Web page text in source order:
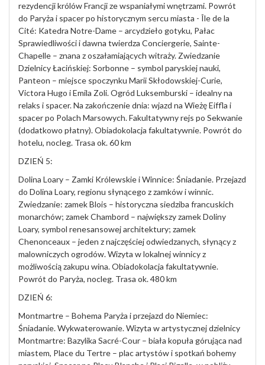
rezydencji królów Francji ze wspaniałymi wnętrzami. Powrót
do Paryża i spacer po historycznym sercu miasta - Île de la
Cité: Katedra Notre-Dame – arcydzieło gotyku, Pałac
Sprawiedliwości i dawna twierdza Conciergerie, Sainte-
Chapelle – znana z oszałamiających witraży. Zwiedzanie
Dzielnicy Łacińskiej: Sorbonne – symbol paryskiej nauki,
Panteon – miejsce spoczynku Marii Skłodowskiej-Curie,
Victora Hugo i Emila Zoli. Ogród Luksemburski – idealny na
relaks i spacer. Na zakończenie dnia: wjazd na Wieżę Eiffla i
spacer po Polach Marsowych. Fakultatywny rejs po Sekwanie
(dodatkowo płatny). Obiadokolacja fakultatywnie. Powrót do
hotelu, nocleg. Trasa ok. 60 km
DZIEŃ 5:
Dolina Loary – Zamki Królewskie i Winnice: Śniadanie. Przejazd
do Dolina Loary, regionu słynącego z zamków i winnic.
Zwiedzanie: zamek Blois – historyczna siedziba francuskich
monarchów; zamek Chambord – największy zamek Doliny
Loary, symbol renesansowej architektury; zamek
Chenonceaux – jeden z najczęściej odwiedzanych, słynący z
malowniczych ogrodów. Wizyta w lokalnej winnicy z
możliwością zakupu wina. Obiadokolacja fakultatywnie.
Powrót do Paryża, nocleg. Trasa ok. 480 km
DZIEŃ 6:
Montmartre – Bohema Paryża i przejazd do Niemiec:
Śniadanie. Wykwaterowanie. Wizyta w artystycznej dzielnicy
Montmartre: Bazylika Sacré-Cour – biała kopuła górująca nad
miastem, Place du Tertre – plac artystów i spotkań bohemy